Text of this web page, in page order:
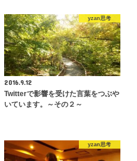
yzan思考
2016.9.12
Twitterで影響を受けた言葉をつぶや
いています。～その２～
yzan思考